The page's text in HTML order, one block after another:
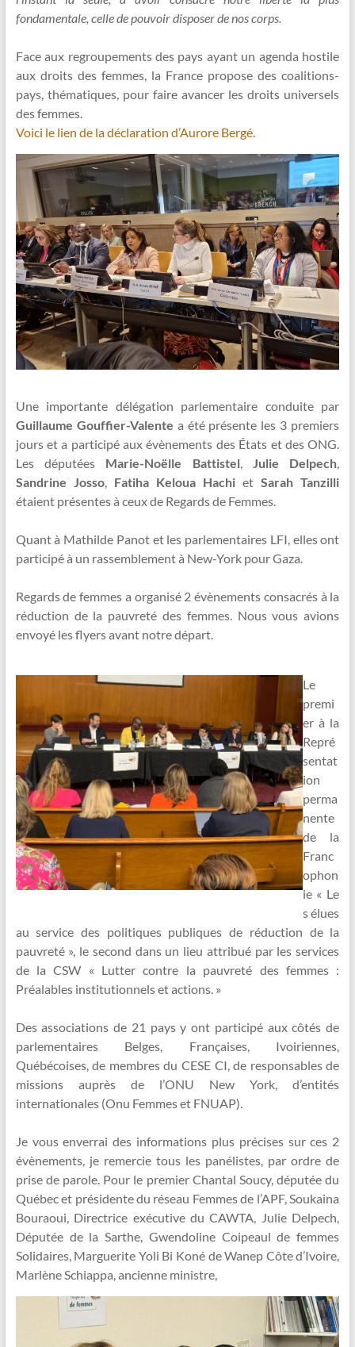
fondamentale, celle de pouvoir disposer de nos corps.
Face aux regroupements des pays ayant un agenda hostile
aux droits des femmes, la France propose des coalitions-
pays, thématiques, pour faire avancer les droits universels
des femmes.
Voici le lien de la déclaration d’Aurore Bergé.
Une importante délégation parlementaire conduite par
Guillaume Gouffier-Valente a été présente les 3 premiers
jours et a participé aux évènements des États et des ONG.
Les députées Marie-Noëlle Battistel, Julie Delpech,
Sandrine Josso, Fatiha Keloua Hachi etSarah Tanzilli
étaient présentes à ceux de Regards de Femmes.
Quant à Mathilde Panot et les parlementaires LFI, elles ont
participé à un rassemblement à New-York pour Gaza.
Regards de femmes a organisé 2 évènements consacrés à la
réduction de la pauvreté des femmes. Nous vous avions
envoyé les flyers avant notre départ.
Le
premi
er à la
Repré
sentat
ion
perma
nente
de la
Franc
ophon
ie « Le
s élues
au service des politiques publiques de réduction de la
pauvreté », le second dans un lieu attribué par les services
de la CSW « Lutter contre la pauvreté des femmes :
Préalables institutionnels et actions. »
Des associations de 21 pays y ont participé aux côtés de
parlementaires Belges, Françaises, Ivoiriennes,
Québécoises, de membres du CESE CI, de responsables de
missions auprès de l’ONU New York, d’entités
internationales (Onu Femmes et FNUAP).
Je vous enverrai des informations plus précises sur ces 2
évènements, je remercie tous les panélistes, par ordre de
prise de parole. Pour le premier Chantal Soucy, députée du
Québec et présidente du réseau Femmes de l’APF, Soukaina
Bouraoui, Directrice exécutive du CAWTA, Julie Delpech,
Députée de la Sarthe, Gwendoline Coipeaul de femmes
Solidaires, Marguerite Yoli Bi Koné de Wanep Côte d’Ivoire,
Marlène Schiappa, ancienne ministre,